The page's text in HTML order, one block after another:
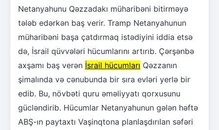
Netanyahunu Qəzzadakı müharibəni bitirməyə
tələb edərkən baş verir. Tramp Netanyahunun
müharibəni başa çatdırmaq istədiyini iddia etsə
də, İsrail qüvvələri hücumlarını artırıb. Çərşənbə
axşamı baş verən İsrail hücumları Qəzzanın
şimalında və cənubunda bir sıra evləri yerlə bir
edib. Bu, növbəti quru əməliyyatı qorxusunu
gücləndirib. Hücumlar Netanyahunun gələn həftə
ABŞ-ın paytaxtı Vaşinqtona planlaşdırılan səfəri